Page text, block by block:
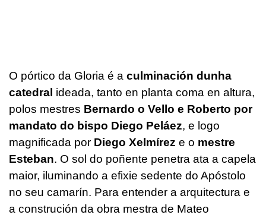
O pórtico da Gloria é a culminación dunha
catedral ideada, tanto en planta coma en altura,
polos mestres Bernardo o Vello e Roberto por
mandato do bispo Diego Peláez, e logo
magnificada por Diego Xelmírez e o mestre
Esteban. O sol do poñente penetra ata a capela
maior, iluminando a efixie sedente do Apóstolo
no seu camarín. Para entender a arquitectura e
a construción da obra mestra de Mateo